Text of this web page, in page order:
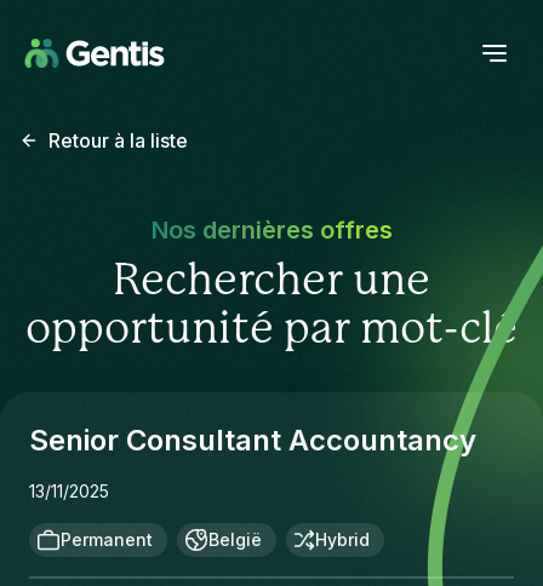
Retour à la liste
Nos dernières offres
Rechercher une
opportunité par mot-clé
Senior Consultant Accountancy
13/11/2025
Permanent België Hybrid